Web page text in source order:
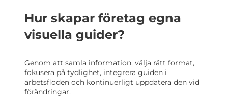
Hur skapar företag egna
visuella guider?
Genom att samla information, välja rätt format,
fokusera på tydlighet, integrera guiden i
arbetsflöden och kontinuerligt uppdatera den vid
förändringar.